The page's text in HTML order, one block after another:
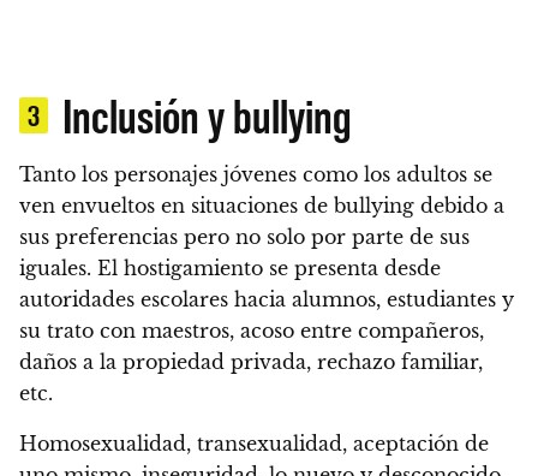
3 Inclusión y bullying
Tanto los personajes jóvenes como los adultos se
ven envueltos en situaciones de bullying debido a
sus preferencias pero no solo por parte de sus
iguales. El hostigamiento se presenta desde
autoridades escolares hacia alumnos, estudiantes y
su trato con maestros, acoso entre compañeros,
daños a la propiedad privada, rechazo familiar,
etc.
Homosexualidad, transexualidad, aceptación de